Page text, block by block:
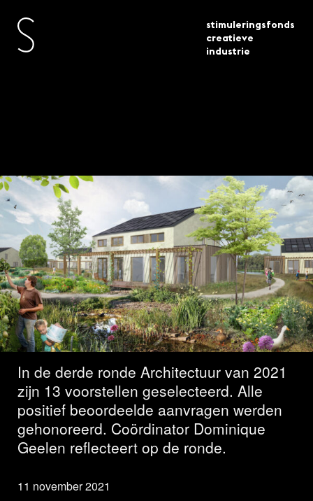
stimuleringsfonds
creatieve
industrie
actueel toegekende
subsidies
architectuur 13 projecten
geselecteerd
Architectuur – 13
projecten
geselecteerd
In de derde ronde Architectuur van 2021
zijn 13 voorstellen geselecteerd. Alle
positief beoordeelde aanvragen werden
gehonoreerd. Coördinator Dominique
Geelen reflecteert op de ronde.
11 november 2021